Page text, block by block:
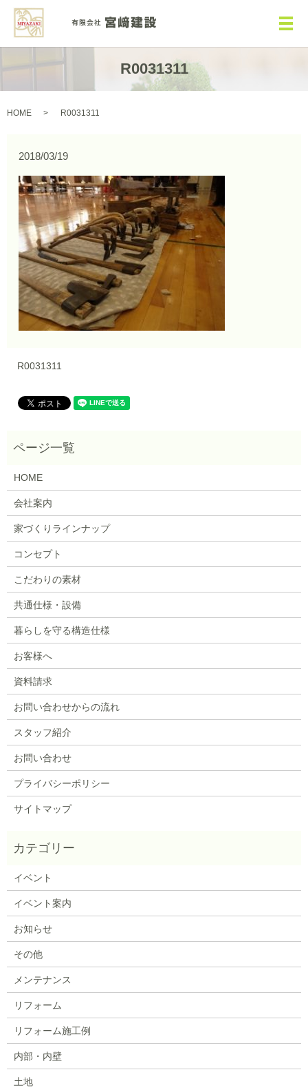
メ
R0031311
HOME R0031311
2018/03/19
R0031311
HOME
会社案内
家づくりラインナップ
コンセプト
こだわりの素材
共通仕様・設備
暮らしを守る構造仕様
お客様へ
資料請求
お問い合わせからの流れ
スタッフ紹介
お問い合わせ
プライバシーポリシー
サイトマップ
イベント
イベント案内
お知らせ
その他
メンテナンス
リフォーム
リフォーム施工例
内部・内壁
土地